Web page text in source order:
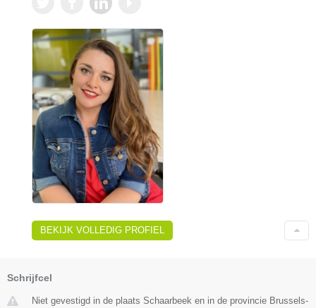
BEKIJK VOLLEDIG PROFIEL
Schrijfcel
Niet gevestigd in de plaats Schaarbeek en in de provincie Brussels-